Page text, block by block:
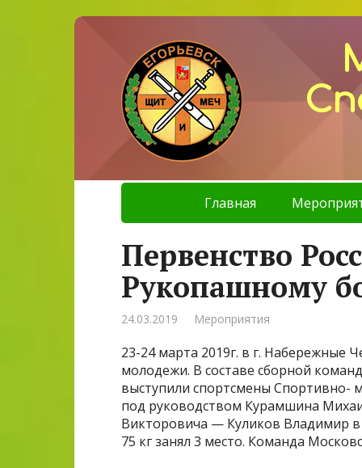
Главная
Первенство
Рукопашному
24.03.2019 Мероприятия
23-24 марта 2019г. в г. Набережные
молодежи. В составе сборной
выступили спортсмены
под руководством Курамшина
Викторовича — Куликов Владимир в
75 кг занял 3 место. Команда